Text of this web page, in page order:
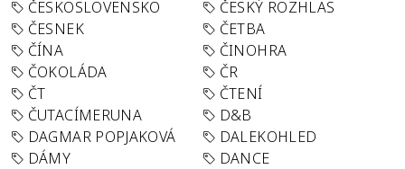
ČESKOSLOVENSKO
ČESKÝ ROZHLAS
ČESNEK
ČETBA
ČÍNA
ČINOHRA
ČOKOLÁDA
ČR
ČT
ČTENÍ
ČUTACÍMERUNA
D&B
DAGMAR POPJAKOVÁ
DALEKOHLED
DÁMY
DANCE